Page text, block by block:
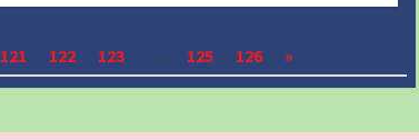
テ
リ
ー
121 122 123 … 125 126 »